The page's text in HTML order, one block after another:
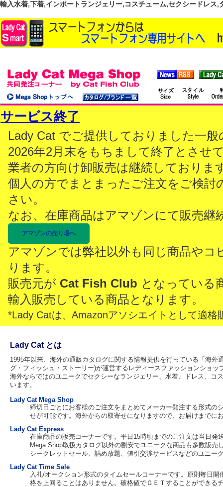
輸入水着,下着,インポートランジェリー,コスチューム,セクシードレス
サービス終了
Lady Cat でご提供しておりました一
2026年2月末をもちまして終了とさせ
業者の方向け卸販売は継続しておりま
個人の方でまとまったご注文をご検討
さい。
なお、在庫商品はアマゾンにて販売継
アマゾンの売り場へ
アマゾンでは弊社以外も同じ商品やコ
ります。
販売元が Cat Fish Club となっている
輸入販売している商品となります。
*Lady Catは、Amazonアソシエイトとして適格
Lady Cat とは
1995年以来、海外の通販カタログに関する情報提供を行っている「海
グ・フィッシュ・ストーリー)が運営するレディースファッションショッ
海外ならではのユニークでセクシーなランジェリー、水着、ドレス、コ
います。
Lady Cat Mega Shop
締切日ごとにお客様のご注文をまとめてメーカー発注する形式の
せが可能です。海外からの取寄せになりますので、お届けまでに
Lady Cat Express
在庫商品の販売コーナーです。平日15時頃までのご注文は当日発
Mega Shop取扱カタログ以外の割安でユニークな商品も多数販売
シークレットセール、詰め放題、値引交渉サービスなどのユニー
Lady Cat Time Sale
入札/オークション形式のタイムセールコーナーです。原則毎日
格を上回ることはありません。破格値でＧＥＴすることができる